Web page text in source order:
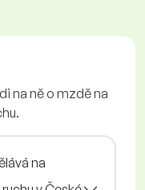
na ně o mzdě na
na